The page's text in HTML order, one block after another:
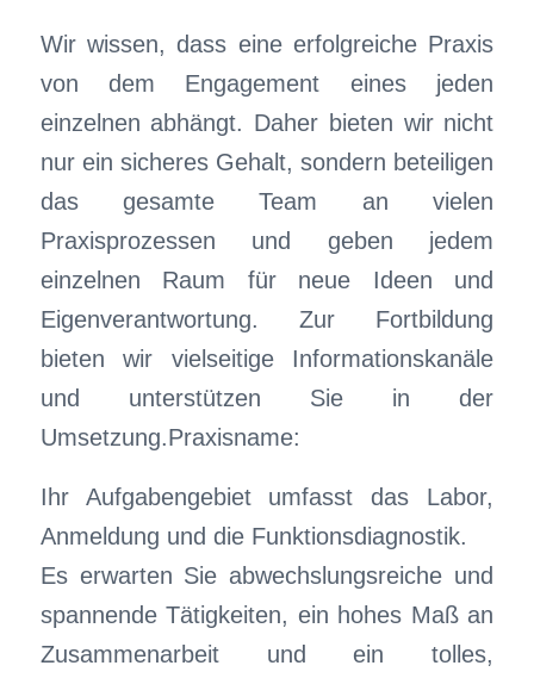
Wir wissen, dass eine erfolgreiche Praxis
von dem Engagement eines jeden
einzelnen abhängt. Daher bieten wir nicht
nur ein sicheres Gehalt, sondern beteiligen
das gesamte Team an vielen
Praxisprozessen und geben jedem
einzelnen Raum für neue Ideen und
Eigenverantwortung. Zur Fortbildung
bieten wir vielseitige Informationskanäle
und unterstützen Sie in der
Umsetzung.Praxisname:
Ihr Aufgabengebiet umfasst das Labor,
Anmeldung und die Funktionsdiagnostik.
Es erwarten Sie abwechslungsreiche und
spannende Tätigkeiten, ein hohes Maß an
Zusammenarbeit und ein tolles,